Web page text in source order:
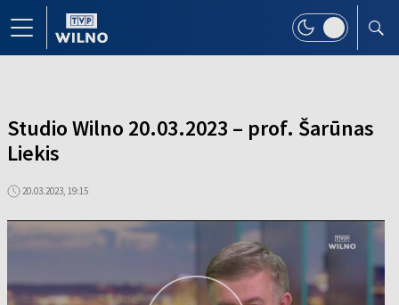
Studio Wilno 20.03.2023 – prof. Šarūnas
Liekis
20.03.2023, 19:15